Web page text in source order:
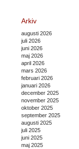
Arkiv
augusti 2026
juli 2026
juni 2026
maj 2026
april 2026
mars 2026
februari 2026
januari 2026
december 2025
november 2025
oktober 2025
september 2025
augusti 2025
juli 2025
juni 2025
maj 2025